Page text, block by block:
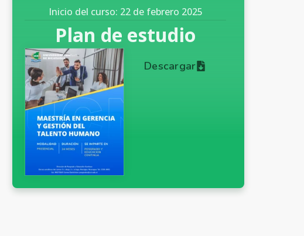
Inicio del curso: 22 de febrero 2025
Plan de estudio
Descargar